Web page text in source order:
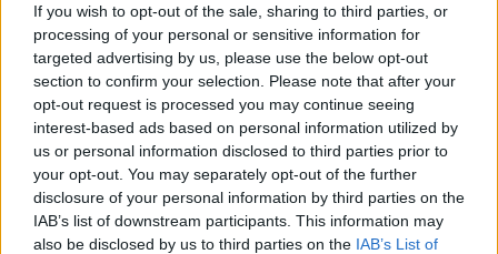
If you wish to opt-out of the sale, sharing to third parties, or
processing of your personal or sensitive information for
targeted advertising by us, please use the below opt-out
section to confirm your selection. Please note that after your
opt-out request is processed you may continue seeing
interest-based ads based on personal information utilized by
us or personal information disclosed to third parties prior to
your opt-out. You may separately opt-out of the further
disclosure of your personal information by third parties on the
IAB’s list of downstream participants. This information may
also be disclosed by us to third parties on the IAB’s List of
ΔΙΑΦΗΜΙΣΗ